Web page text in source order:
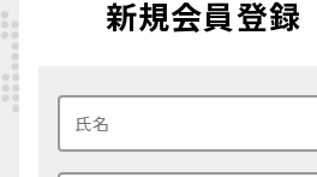
新規会員登録